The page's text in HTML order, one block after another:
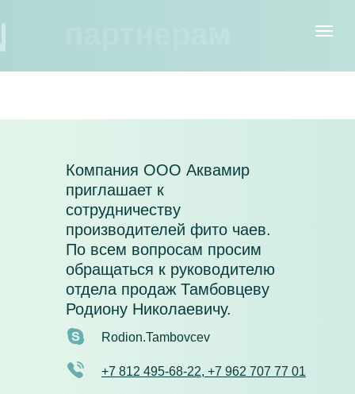
Компания ООО Аквамир
приглашает к
сотрудничеству
производителей фито чаев.
По всем вопросам просим
обращаться к руководителю
отдела продаж Тамбовцеву
Родиону Николаевичу.
Rodion.Tambovcev
+7 812 495-68-22, +7 962 707 77 01